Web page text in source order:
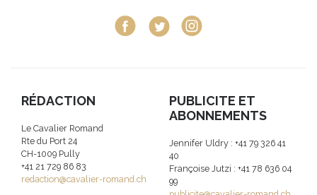
RÉDACTION
Le Cavalier Romand
Rte du Port 24
CH-1009 Pully
+41 21 729 86 83
redaction@cavalier-romand.ch
PUBLICITE ET
ABONNEMENTS
Jennifer Uldry : +41 79 326 41
40
Françoise Jutzi : +41 78 636 04
99